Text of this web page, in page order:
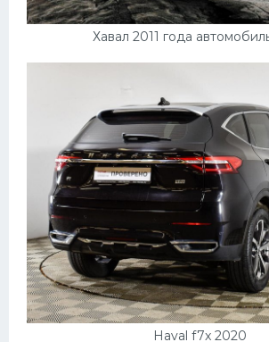
Хавал 2011 года
Haval f7x 2020